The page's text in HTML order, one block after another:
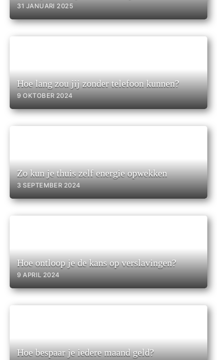
31 JANUARI 2025
Hoe lang zou jij zonder telefoon kunnen?
9 OKTOBER 2024
Zo kun je thuis zelf energie opwekken
3 SEPTEMBER 2024
Hoe ontloop je de kans op verslavingen?
9 APRIL 2024
Hoe bespaar je iedere maand geld?